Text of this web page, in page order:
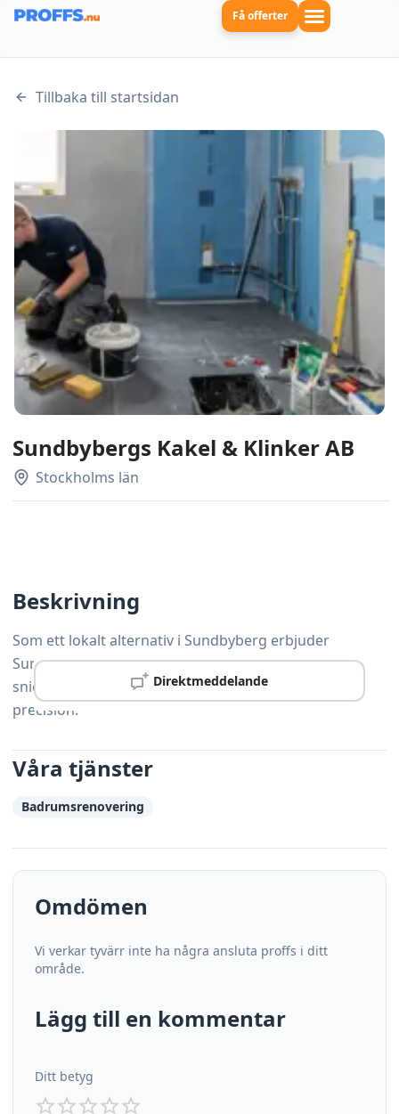
Få offerter
Tillbaka till startsidan
Sundbybergs Kakel & Klinker AB
Stockholms län
Direktmeddelande
Beskrivning
Som ett lokalt alternativ i Sundbyberg erbjuder
Sundbybergs Kakel & Klinker AB professionell
snickeriservice med personlig service och hög
precision.
Våra tjänster
Badrumsrenovering
Omdömen
Vi verkar tyvärr inte ha några ansluta proffs i ditt
område.
Lägg till en kommentar
Ditt betyg